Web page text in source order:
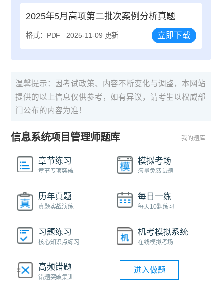
2025年5月高项第二批次案例分析真题
格式：PDF 2025-11-09 更新 立即下载
温馨提示：因考试政策、内容不断变化与调整，本网站
提供的以上信息仅供参考，如有异议，请考生以权威部
门公布的内容为准！
信息系统项目管理师题库 我的题库
章节练习
章节专项突破
模拟考场
海量免费试题
历年真题
真题实战演练
每日一练
每天10题练习
习题练习
核心知识点练习
机考模拟系统
在线模拟考场
高频错题
错题突破集训
进入做题